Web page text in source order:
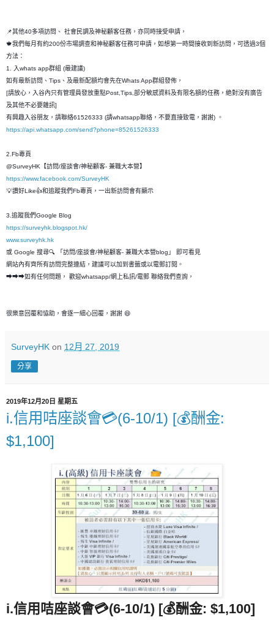
📌其他40多項訪問、 社會民調及神秘顧客任務，亦同時接受申請，
🍁我們每月有約200份市場調查和神秘顧客任務可申請，如想第一時間接收到新訪問，可透過3個
方法：
1. 入whats app群組 (最建議)
如有最新訪問、Tips、及最新配額均會先在Whats App群組發佈，
[請放心，入谷內只有管理員發放重點Post,Tips,部分敏感資料及有限名額的任務，絶對沒有廣告
及其他不必要雜訊]
有興趣入谷朋友，請聯絡61526333 (請whatsapp聯絡，不要直接致電，謝謝) 。
https://api.whatsapp.com/send?phone=85261526333
2.Fb專頁
@SurveyHK【訪問/座談會/神秘顧客- 兼職大本營】
https://www.facebook.com/SurveyHK
💡讚好Like👍和追蹤我們Fb專頁，一出新訪問會有顯示
3.追蹤我們Google Blog
https://surveyhk.blogspot.hk/
www.surveyhk.hk
或 Google 搜尋🔍 「訪問/座談會/神秘顧客- 兼職大本營blog」 即可看見
網站內有齊所有訪問完整連結，建議可以加到書籤或以電郵訂閱。
➡➡➡如有任何問題， 歡迎whatsapp/網上私訊/電郵 聯絡我們查詢，
很樂意回覆和恊助，會逐一細心回覆，謝謝 😄
SurveyHK on 12月 27, 2019
分享
2019年12月20日 星期五
i.信用咭座談會💳(6-10/1) [💰酬金:
$1,100]
i.信用咭座談會💳(6-10/1) [💰酬金: $1,100]